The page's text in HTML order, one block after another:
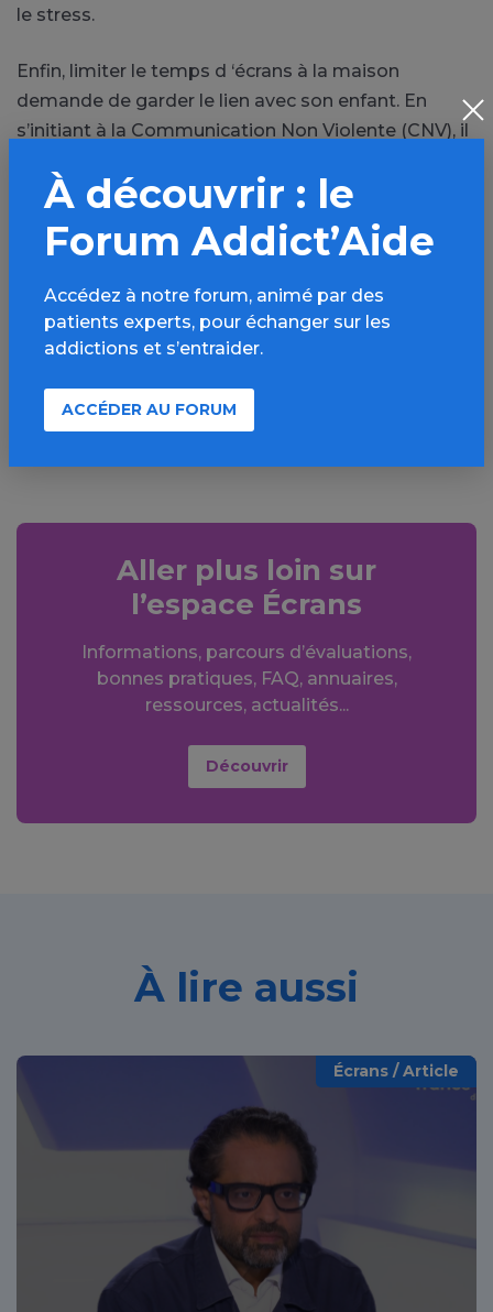
le stress.
Enfin, limiter le temps d ‘écrans à la maison
demande de garder le lien avec son enfant. En
s’initiant à la Communication Non Violente (CNV), il
sereinement, particulièrement à l’adolescence.
PARTAGER
Facebook X
SMS
Aller plus loin sur
l’espace Écrans
Informations, parcours d’évaluations,
bonnes pratiques, FAQ, annuaires,
ressources, actualités...
Découvrir
À lire aussi
Écrans / Article
À découvrir : le
Forum Addict’Aide
Accédez à notre forum, animé par des
patients experts, pour échanger sur les
addictions et s’entraider.
ACCÉDER AU FORUM